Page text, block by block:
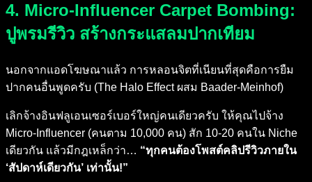
4. Micro-Influencer Carpet Bombing:
ปูพรมรีวิว สร้างกระแสลมปากเทียม
นอกจากแอดโฆษณาแล้ว การหลอนจิตที่เนียนที่สุดคือการยืม
ปากคนอื่นพูดครับ (The Halo Effect ผสม Baader-Meinhof)
เลิกจ้างอินฟลูเอนเซอร์เบอร์ใหญ่คนเดียวครับ ให้คุณไปจ้าง
Micro-Influencer (คนตาม 10,000 คน) สัก 10-20 คนใน Niche
เดียวกัน แล้วมีกฎเหล็กว่า… “ทุกคนต้องโพสต์คลิปรีวิวภายใน
‘สัปดาห์เดียวกัน’ เท่านั้น!”